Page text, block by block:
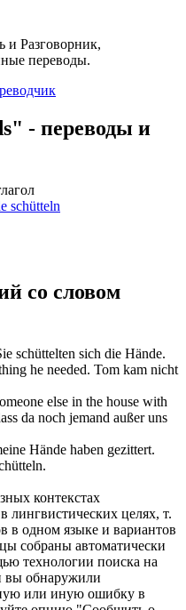
и Разговорник,
переводы.
- переводы и
schütteln
со словом
schüttelten sich die Hände.
he needed. Tom kam nicht
else in the house with
da noch jemand außer uns
Hände haben gezittert.
.
контекстах
лингвистических целях, т.
в одном языке и вариантов
собраны автоматически
технологии поиска на
вы обнаружили
или иную ошибку в